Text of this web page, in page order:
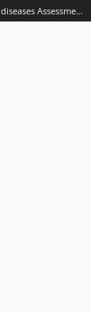
Premalignant and malignant skin diseases Assessment of proliferation indexes